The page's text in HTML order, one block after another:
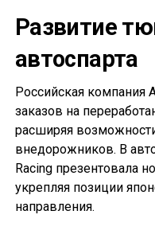
Развитие
автоспарта
Российская компания
заказов на
расширяя
внедорожников. В
Racing презентовала
укрепляя позиции
направления.